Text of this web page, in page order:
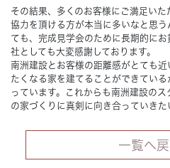
その結果、多くのお客様にご満足い
協力を頂ける方が本当に多いなと思
ても、完成見学会のために長期的に
社としても大変感謝しております。
南洲建設とお客様の距離感がとても
たくなる家を建てることができてい
っています。これからも南洲建設の
の家づくりに真剣に向き合っていき
一覧へ